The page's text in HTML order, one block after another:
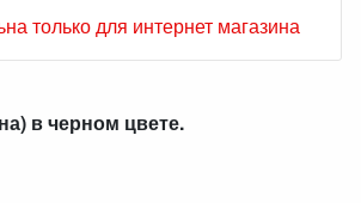
только для интернет магазина
в черном цвете.